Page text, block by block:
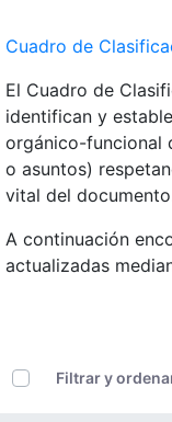
Cuadro de
El Cuadro de
identifican y
orgánico-funcional
o asuntos)
vital del
A continuación
actualizadas
Filtrar y